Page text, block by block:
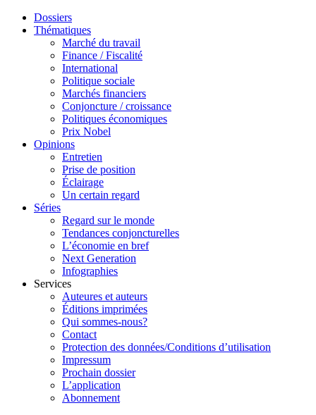
Dossiers
Thématiques
Marché du travail
Finance / Fiscalité
International
Politique sociale
Marchés financiers
Conjoncture / croissance
Politiques économiques
Prix Nobel
Opinions
Entretien
Prise de position
Éclairage
Un certain regard
Séries
Regard sur le monde
Tendances conjoncturelles
L’économie en bref
Next Generation
Infographies
Services
Auteures et auteurs
Éditions imprimées
Qui sommes-nous?
Contact
Protection des données/Conditions d’utilisation
Impressum
Prochain dossier
L’application
Abonnement